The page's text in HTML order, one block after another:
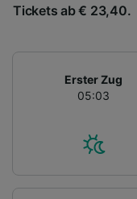
Tickets ab € 23,40.
Erster Zug
05:03